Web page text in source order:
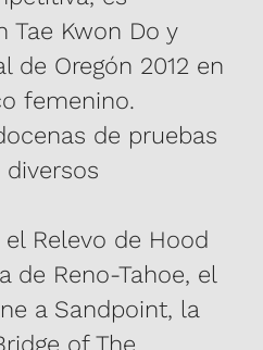
Tae Kwon Do y
de Oregón 2012 en
femenino.
de pruebas
diversos
Relevo de Hood
de Reno-Tahoe, el
a Sandpoint, la
of The